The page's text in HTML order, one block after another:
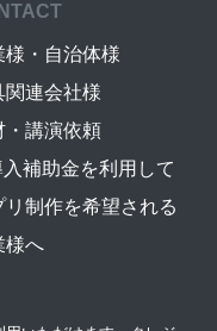
様・自治体様
関連会社様
・講演依頼
入補助金を利用して
リ制作を希望される
様へ